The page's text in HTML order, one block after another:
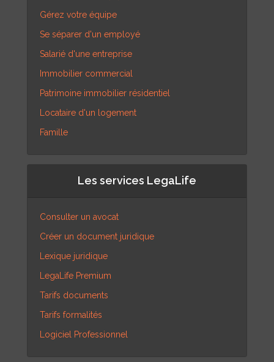
Gérez votre équipe
Se séparer d'un employé
Salarié d'une entreprise
Immobilier commercial
Patrimoine immobilier résidentiel
Locataire d'un logement
Famille
Les services LegaLife
Consulter un avocat
Créer un document juridique
Lexique juridique
LegaLife Premium
Tarifs documents
Tarifs formalités
Logiciel Professionnel